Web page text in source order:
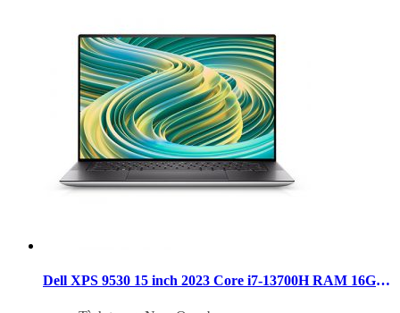
Dell XPS 9530 15 inch 2023 Core i7-13700H RAM 16GB SSD 512GB FHD+ RTX 4070